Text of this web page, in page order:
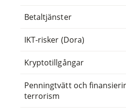
Betaltjänster
IKT-risker (Dora)
Kryptotillgångar
Penningtvätt och
terrorism